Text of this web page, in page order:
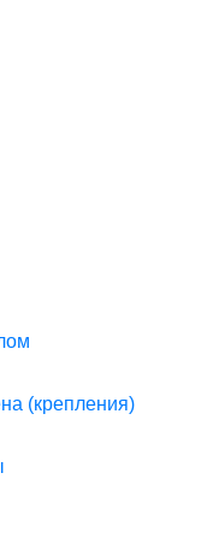
(крепления)